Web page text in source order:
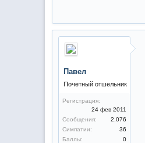
Павел
Почетный отшельник
Регистрация:
24 фев 2011
Сообщения:
2.076
Симпатии:
36
Баллы:
0